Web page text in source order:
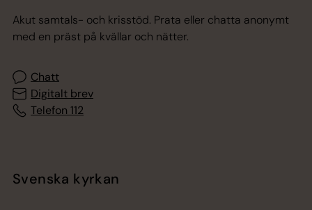
Akut samtals- och krisstöd. Prata eller chatta anonymt
med en präst på kvällar och nätter.
Chatt
Digitalt brev
Telefon 112
Svenska kyrkan